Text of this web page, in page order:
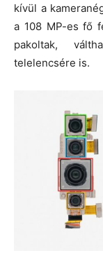
kívül a
a 108 MP-es fő
pakoltak,
telelencsére is.